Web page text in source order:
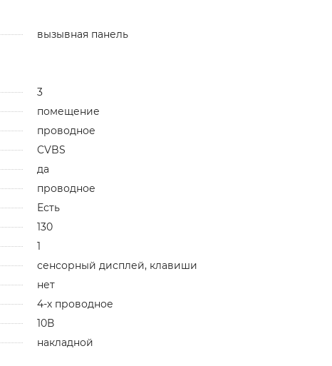
вызывная панель
3
помещение
проводное
CVBS
да
проводное
Есть
130
1
сенсорный дисплей, клавиши
нет
4-х проводное
10В
накладной